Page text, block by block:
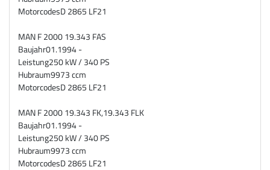
MotorcodesD 2865 LF21
MAN F 2000 19.343 FAS
Baujahr01.1994 -
Leistung250 kW / 340 PS
Hubraum9973 ccm
MotorcodesD 2865 LF21
MAN F 2000 19.343 FK,19.343 FLK
Baujahr01.1994 -
Leistung250 kW / 340 PS
Hubraum9973 ccm
MotorcodesD 2865 LF21